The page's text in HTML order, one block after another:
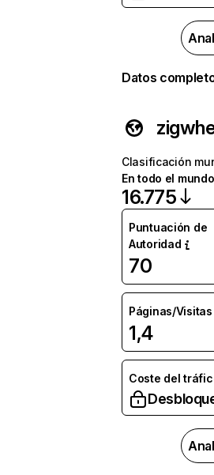
Datos
Clasificación
En todo el mundo
16.775
Puntuación de
Autoridad
70
Páginas/Visitas
1,4
Coste del